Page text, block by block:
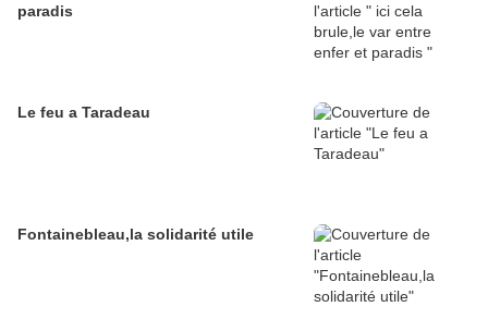
paradis
Le feu a Taradeau
Fontainebleau,la solidarité utile